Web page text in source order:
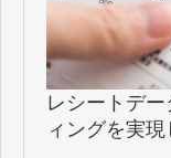
レシートデ
ィングを実現